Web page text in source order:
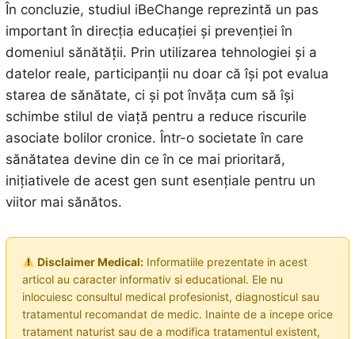
În concluzie, studiul iBeChange reprezintă un pas
important în direcția educației și prevenției în
domeniul sănătății. Prin utilizarea tehnologiei și a
datelor reale, participanții nu doar că își pot evalua
starea de sănătate, ci și pot învăța cum să își
schimbe stilul de viață pentru a reduce riscurile
asociate bolilor cronice. Într-o societate în care
sănătatea devine din ce în ce mai prioritară,
inițiativele de acest gen sunt esențiale pentru un
viitor mai sănătos.
Disclaimer Medical:Informatiile prezentate in acest
articol au caracter informativ si educational. Ele nu
inlocuiesc consultul medical profesionist, diagnosticul sau
tratamentul recomandat de medic. Inainte de a incepe orice
tratament naturist sau de a modifica tratamentul existent,